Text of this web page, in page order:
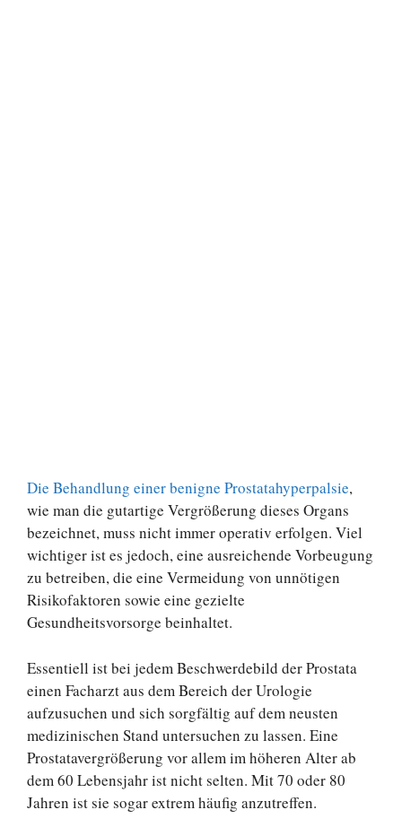
Die Behandlung einer benigne Prostatahyperpalsie,
wie man die gutartige Vergrößerung dieses Organs
bezeichnet, muss nicht immer operativ erfolgen. Viel
wichtiger ist es jedoch, eine ausreichende Vorbeugung
zu betreiben, die eine Vermeidung von unnötigen
Risikofaktoren sowie eine gezielte
Gesundheitsvorsorge beinhaltet.
Essentiell ist bei jedem Beschwerdebild der Prostata
einen Facharzt aus dem Bereich der Urologie
aufzusuchen und sich sorgfältig auf dem neusten
medizinischen Stand untersuchen zu lassen. Eine
Prostatavergrößerung vor allem im höheren Alter ab
dem 60 Lebensjahr ist nicht selten. Mit 70 oder 80
Jahren ist sie sogar extrem häufig anzutreffen.